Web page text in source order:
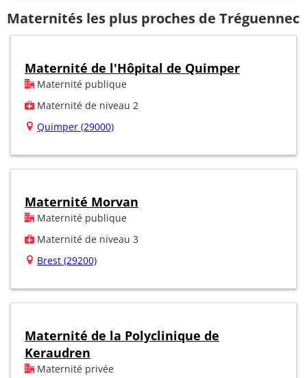
Maternités les plus proches de Tréguennec
Maternité de l'Hôpital de Quimper
Maternité publique
Maternité de niveau 2
Quimper (29000)
Maternité Morvan
Maternité publique
Maternité de niveau 3
Brest (29200)
Maternité de la Polyclinique de
Keraudren
Maternité privée